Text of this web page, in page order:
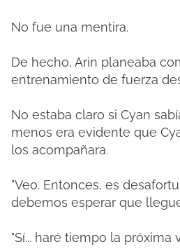
No fue una mentira.
De hecho, Arin planeaba
entrenamiento de fuerza
No estaba claro si Cyan
menos era evidente que
los acompañara.
"Veo. Entonces, es
debemos esperar que
"Sí... haré tiempo la próxima